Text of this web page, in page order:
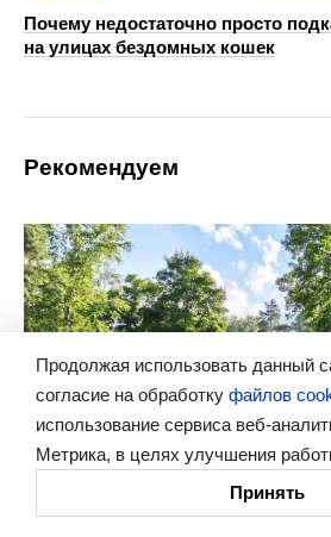
Почему недостаточно просто
на улицах бездомных кошек
Рекомендуем
Продолжая использовать данный
согласие на обработку файлов
использование сервиса веб-
Метрика, в целях улучшения
Принять